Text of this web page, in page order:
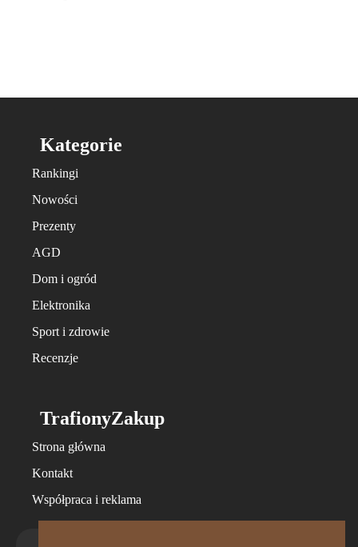
Kategorie
Rankingi
Nowości
Prezenty
AGD
Dom i ogród
Elektronika
Sport i zdrowie
Recenzje
TrafionyZakup
Strona główna
Kontakt
Współpraca i reklama